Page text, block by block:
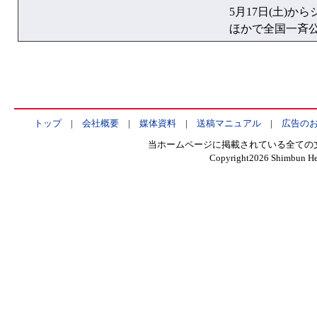
5月17日(土)から
ほかで全国一斉
トップ| 会社概要| 媒体資料| 送稿マニュアル| 広告の
当ホームページに掲載されている全て
Copyright2026 Shimbun